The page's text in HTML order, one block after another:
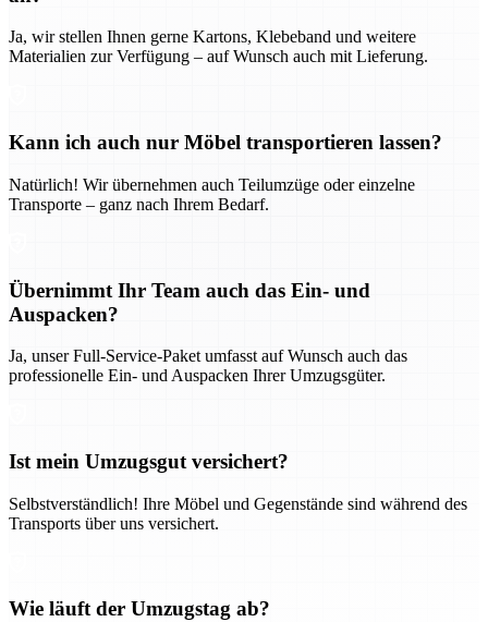
Ja, wir stellen Ihnen gerne Kartons, Klebeband und weitere
Materialien zur Verfügung – auf Wunsch auch mit Lieferung.
Kann ich auch nur Möbel transportieren lassen?
Natürlich! Wir übernehmen auch Teilumzüge oder einzelne
Transporte – ganz nach Ihrem Bedarf.
Übernimmt Ihr Team auch das Ein- und
Auspacken?
Ja, unser Full-Service-Paket umfasst auf Wunsch auch das
professionelle Ein- und Auspacken Ihrer Umzugsgüter.
Ist mein Umzugsgut versichert?
Selbstverständlich! Ihre Möbel und Gegenstände sind während des
Transports über uns versichert.
Wie läuft der Umzugstag ab?